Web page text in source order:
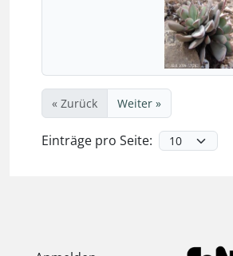
« Zurück Weiter »
Einträge pro Seite: